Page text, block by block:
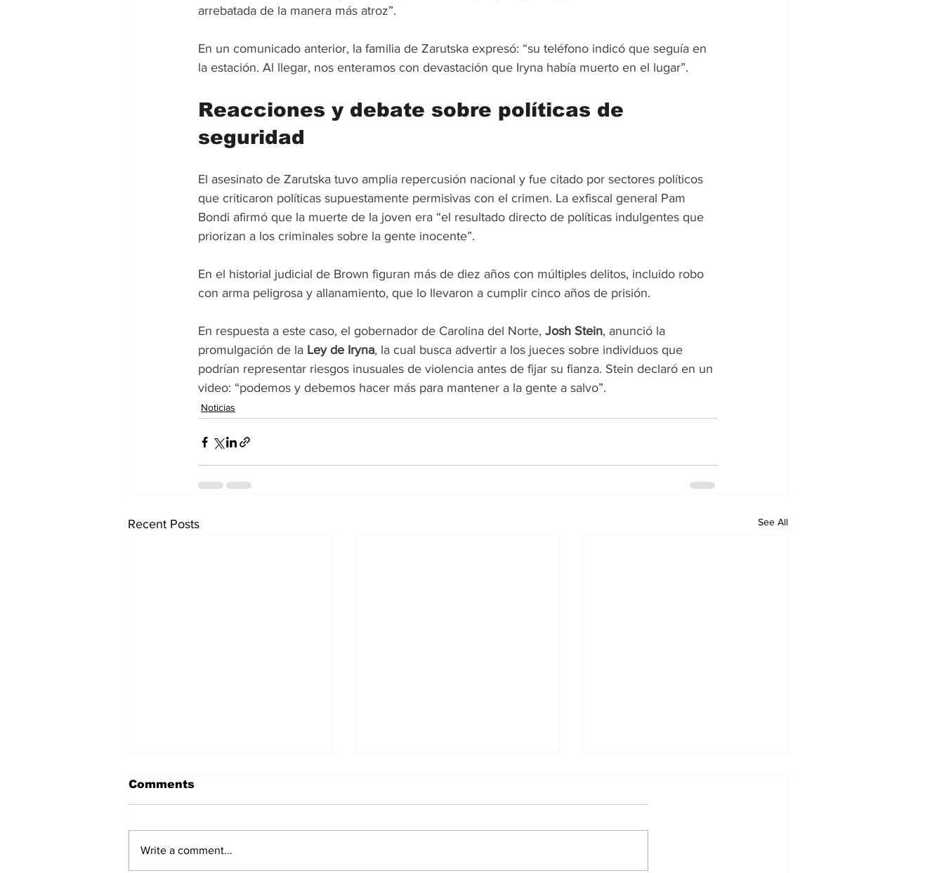
arrebatada de la manera más atroz”.
En un comunicado anterior, la familia de Zarutska expresó: “su teléfono indicó que seguía en
la estación. Al llegar, nos enteramos con devastación que Iryna había muerto en el lugar”.
Reacciones y debate sobre políticas de
seguridad
El asesinato de Zarutska tuvo amplia repercusión nacional y fue citado por sectores políticos
que criticaron políticas supuestamente permisivas con el crimen. La exfiscal general Pam
Bondi afirmó que la muerte de la joven era “el resultado directo de políticas indulgentes que
priorizan a los criminales sobre la gente inocente”.
En el historial judicial de Brown figuran más de diez años con múltiples delitos, incluido robo
con arma peligrosa y allanamiento, que lo llevaron a cumplir cinco años de prisión.
En respuesta a este caso, el gobernador de Carolina del Norte, Josh Stein, anunció la
promulgación de la Ley de Iryna, la cual busca advertir a los jueces sobre individuos que
podrían representar riesgos inusuales de violencia antes de fijar su fianza. Stein declaró en un
video: “podemos y debemos hacer más para mantener a la gente a salvo”.
Noticias
Recent Posts See All
Comments
Write a comment...